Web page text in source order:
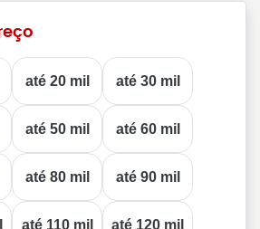
até 20 mil até 30 mil
até 50 mil até 60 mil
até 80 mil até 90 mil
até 110 mil até 120 mil